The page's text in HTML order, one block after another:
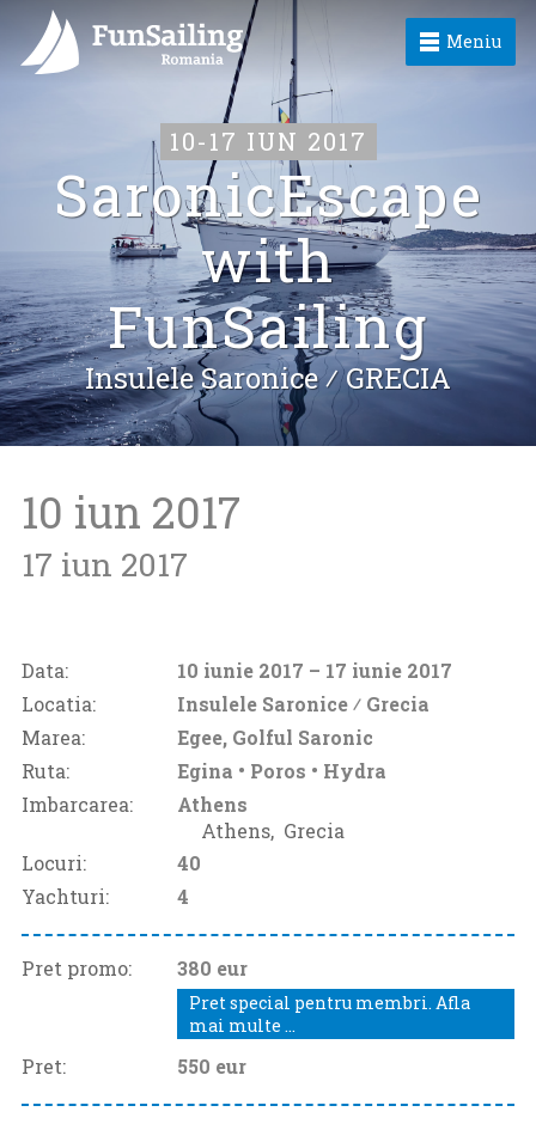
Meniu
10-17 IUN 2017
SaronicEscape
with
FunSailing
Insulele Saronice ⁄GRECIA
10 iun 2017
17 iun 2017
Data: 10 iunie 2017 – 17 iunie 2017
Locatia:
Insulele Saronice ⁄ Grecia
Marea:
Egee, Golful Saronic
Ruta:
Egina • Poros • Hydra
Imbarcarea:
Athens
Athens‚ Grecia
Locuri:
40
Yachturi:
4
Pret promo: 380 eur
Pret special pentru membri. Afla
mai multe ...
Pret: 550 eur